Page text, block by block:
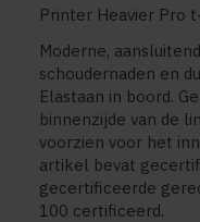
Printer Heavier Pro
Moderne,
schoudernaden en
Elastaan in boord.
binnenzijde van de
voorzien voor het
artikel bevat
gecertificeerde
100 certificeerd.